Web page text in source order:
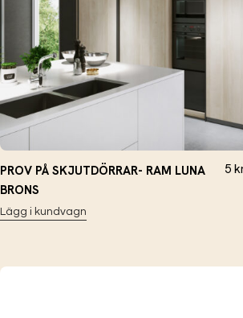
PROV PÅ SKJUTDÖRRAR- RAM LUNA
BRONS
Lägg i kundvagn
5